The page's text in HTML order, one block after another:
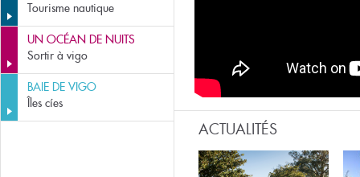
Tourisme nautique
UN OCÉAN DE NUITS
Sortir à vigo
BAIE DE VIGO
Îles cíes
ACTUALITÉS